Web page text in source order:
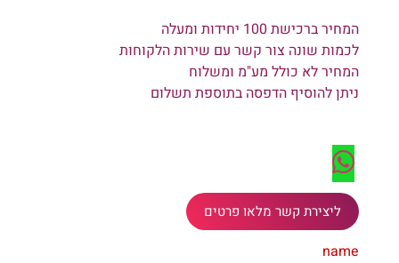
המחיר ברכישת 100 יחידות ומעלה
לכמות שונה צור קשר עם שירות הלקוחות
המחיר לא כולל מע"מ ומשלוח
ניתן להוסיף הדפסה בתוספת תשלום
ליצירת קשר מלאו פרטים
name